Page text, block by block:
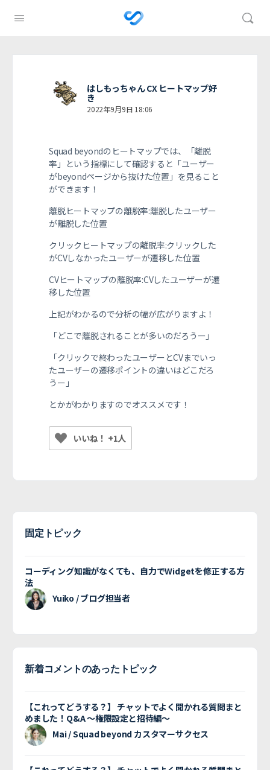
はしもっちゃん CX ヒートマップ好
き
2022年9月9日 18:06
Squad beyondのヒートマップでは、「離脱
率」という指標にして確認すると「ユーザー
がbeyondページから抜けた位置」を見ること
ができます！
離脱ヒートマップの離脱率:離脱したユーザー
が離脱した位置
クリックヒートマップの離脱率:クリックした
がCVしなかったユーザーが遷移した位置
CVヒートマップの離脱率:CVしたユーザーが遷
移した位置
上記がわかるので分析の幅が広がりますよ！
「どこで離脱されることが多いのだろうー」
「クリックで終わったユーザーとCVまでいっ
たユーザーの遷移ポイントの違いはどこだろ
うー」
とかがわかりますのでオススメです！
いいね！ +1人
固定トピック
コーディング知識がなくても、自力でWidgetを修正する方
法
Yuiko / ブログ担当者
新着コメントのあったトピック
【これってどうする？】 チャットでよく聞かれる質問まと
めました！Q&A 〜権限設定と招待編〜
Mai / Squad beyond カスタマーサクセス